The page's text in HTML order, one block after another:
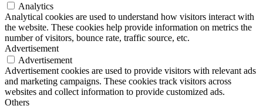
Analytics
Analytical cookies are used to understand how visitors interact with
the website. These cookies help provide information on metrics the
number of visitors, bounce rate, traffic source, etc.
Advertisement
Advertisement
Advertisement cookies are used to provide visitors with relevant ads
and marketing campaigns. These cookies track visitors across
websites and collect information to provide customized ads.
Others